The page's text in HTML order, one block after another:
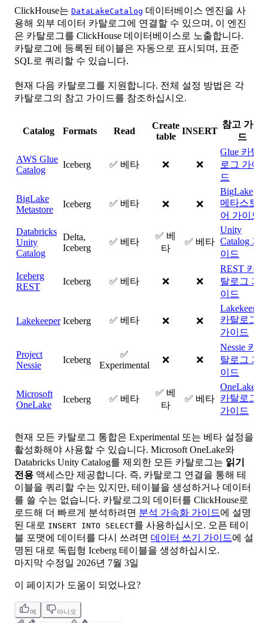
ClickHouse는 DataLakeCatalog 데이터베이스 엔진을 사
용해 외부 데이터 카탈로그에 연결할 수 있으며, 이 엔진
은 카탈로그를 ClickHouse 데이터베이스로 노출합니다.
카탈로그에 등록된 테이블은 자동으로 표시되며, 표준
SQL로 쿼리할 수 있습니다.
현재 다음 카탈로그를 지원합니다. 전체 설정 방법은 각
카탈로그의 참고 가이드를 참조하십시오.
Catalog Formats Read
Create
table
INSERT
참고 가이
드
AWS Glue
Catalog
Iceberg ✅ 베타 ❌ ❌
Glue 카탈
로그 가이
드
BigLake
Metastore
Iceberg ✅ 베타 ❌ ❌
BigLake
메타스토
어 가이드
Databricks
Unity
Catalog
Delta,
Iceberg
✅ 베타
✅ 베
타
✅ 베타
Unity
Catalog 가
이드
Iceberg
REST
Iceberg ✅ 베타 ❌ ❌
REST 카
탈로그 가
이드
Lakekeeper Iceberg ✅ 베타 ❌ ❌
Lakekeeper
카탈로그
가이드
Project
Nessie
Iceberg
✅
Experimental
❌ ❌
Nessie 카
탈로그 가
이드
Microsoft
OneLake
Iceberg ✅ 베타
✅ 베
타
✅ 베타
OneLake
카탈로그
가이드
현재 모든 카탈로그 통합은 Experimental 또는 베타 설정을
활성화해야 사용할 수 있습니다. Microsoft OneLake와
Databricks Unity Catalog를 제외한 모든 카탈로그는 읽기
전용 액세스만 제공합니다. 즉, 카탈로그 연결을 통해 테
이블을 쿼리할 수는 있지만, 테이블을 생성하거나 데이터
를 쓸 수는 없습니다. 카탈로그의 데이터를 ClickHouse로
로드해 더 빠르게 분석하려면 분석 가속화 가이드에 설명
된 대로 INSERT INTO SELECT를 사용하십시오. 오픈 테이
블 포맷에 데이터를 다시 쓰려면 데이터 쓰기 가이드에 설
명된 대로 독립형 Iceberg 테이블을 생성하십시오.
마지막 수정일 2026년 7월 3일
이 페이지가 도움이 되었나요?
예 아니오